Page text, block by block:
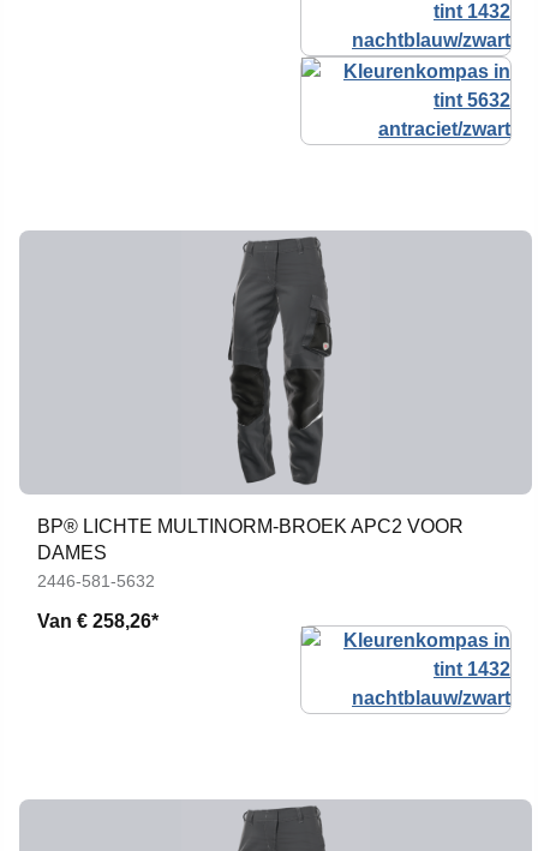
BP® LICHTE MULTINORM-BROEK APC2 VOOR
DAMES
2446-581-5632
Van € 258,26*